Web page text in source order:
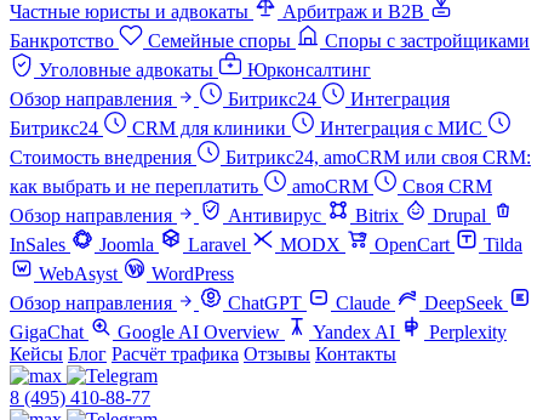
Частные юристы и адвокаты
Арбитраж и B2B
Банкротство
Семейные споры
Споры с застройщиками
Уголовные адвокаты
Юрконсалтинг
Обзор направления
Битрикс24
Интеграция
Битрикс24
CRM для клиники
Интеграция с МИС
Стоимость внедрения
Битрикс24, amoCRM или своя CRM:
как выбрать и не переплатить
amoCRM
Своя CRM
Обзор направления
Антивирус Bitrix
Drupal
InSales
Joomla Laravel MODX OpenCart
Tilda
WebAsyst
WordPress
Обзор направления
ChatGPT Claude
DeepSeek
GigaChat
Google AI Overview Yandex AI
Perplexity
Кейсы Блог Расчёт трафика Отзывы Контакты
8 (495) 410-88-77